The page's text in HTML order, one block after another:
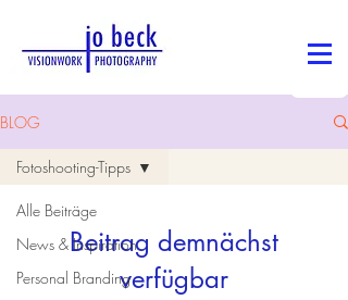
BLOG
Alle Beiträge
News & Inspiration
Personal Branding
Fotoshooting-Tipps
Beitrag demnächst
verfügbar